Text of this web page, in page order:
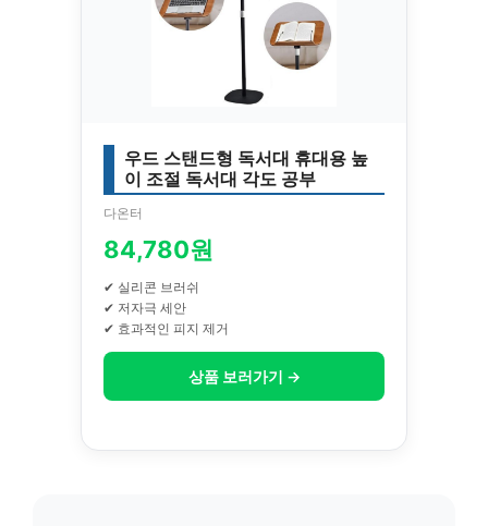
우드 스탠드형 독서대 휴대용 높
이 조절 독서대 각도 공부
다온터
84,780원
✔ 실리콘 브러쉬
✔ 저자극 세안
✔ 효과적인 피지 제거
상품 보러가기 →